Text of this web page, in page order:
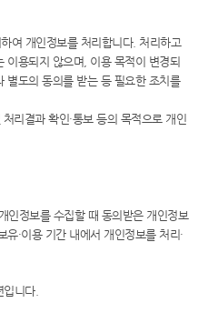
여 개인정보를 처리합니다. 처리하고
이용되지 않으며, 이용 목적이 변경되
별도의 동의를 받는 등 필요한 조치를
리결과 확인·통보 등의 목적으로 개인
인정보를 수집할 때 동의받은 개인정보
·이용 기간 내에서 개인정보를 처리·
니다.